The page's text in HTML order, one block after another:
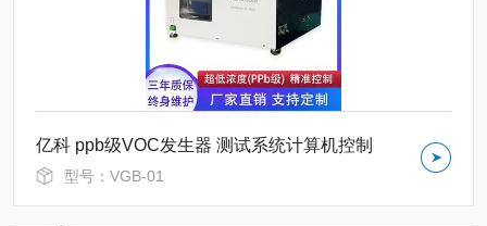
亿科 ppb级VOC发生器 测试系统计算机控制
型号：VGB-01